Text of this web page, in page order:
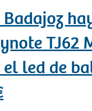
TJ62
led de